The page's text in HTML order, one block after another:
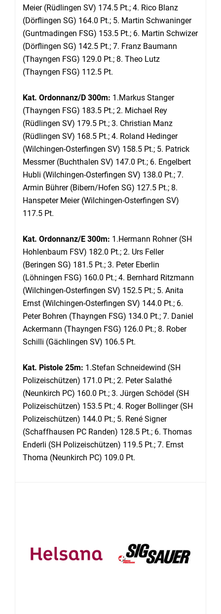
Meier (Rüdlingen SV) 174.5 Pt.; 4. Rico Blanz
(Dörflingen SG) 164.0 Pt.; 5. Martin Schwaninger
(Guntmadingen FSG) 153.5 Pt.; 6. Martin Schwizer
(Dörflingen SG) 142.5 Pt.; 7. Franz Baumann
(Thayngen FSG) 129.0 Pt.; 8. Theo Lutz
(Thayngen FSG) 112.5 Pt.
Kat. Ordonnanz/D 300m: 1.Markus Stanger
(Thayngen FSG) 183.5 Pt.; 2. Michael Rey
(Rüdlingen SV) 179.5 Pt.; 3. Christian Manz
(Rüdlingen SV) 168.5 Pt.; 4. Roland Hedinger
(Wilchingen-Osterfingen SV) 158.5 Pt.; 5. Patrick
Messmer (Buchthalen SV) 147.0 Pt.; 6. Engelbert
Hubli (Wilchingen-Osterfingen SV) 138.0 Pt.; 7.
Armin Bührer (Bibern/Hofen SG) 127.5 Pt.; 8.
Hanspeter Meier (Wilchingen-Osterfingen SV)
117.5 Pt.
Kat. Ordonnanz/E 300m: 1.Hermann Rohner (SH
Hohlenbaum FSV) 182.0 Pt.; 2. Urs Feller
(Beringen SG) 181.5 Pt.; 3. Peter Eberlin
(Löhningen FSG) 160.0 Pt.; 4. Bernhard Ritzmann
(Wilchingen-Osterfingen SV) 152.5 Pt.; 5. Anita
Ernst (Wilchingen-Osterfingen SV) 144.0 Pt.; 6.
Peter Bohren (Thayngen FSG) 134.0 Pt.; 7. Daniel
Ackermann (Thayngen FSG) 126.0 Pt.; 8. Rober
Schilli (Gächlingen SV) 106.5 Pt.
Kat. Pistole 25m: 1.Stefan Schneidewind (SH
Polizeischützen) 171.0 Pt.; 2. Peter Salathé
(Neunkirch PC) 160.0 Pt.; 3. Jürgen Schödel (SH
Polizeischützen) 153.5 Pt.; 4. Roger Bollinger (SH
Polizeischützen) 144.0 Pt.; 5. René Signer
(Schaffhausen PC Randen) 128.5 Pt.; 6. Thomas
Enderli (SH Polizeischützen) 119.5 Pt.; 7. Ernst
Thoma (Neunkirch PC) 109.0 Pt.